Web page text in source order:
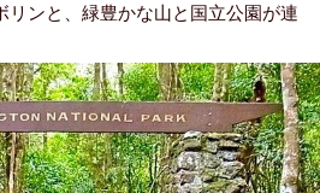
リンと、緑豊かな山と国立公園が連